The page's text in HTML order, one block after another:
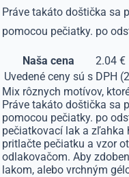
Práve takáto doštička sa
pomocou pečiatky. po
Naša cena
2.04 €
Uvedené ceny sú s DPH
Mix rôznych motívov,
Práve takáto doštička sa
pomocou pečiatky. po
pečiatkovací lak a zľahka
pritlačte pečiatku a vzor
odlakovačom. Aby
lakom, alebo vrchným